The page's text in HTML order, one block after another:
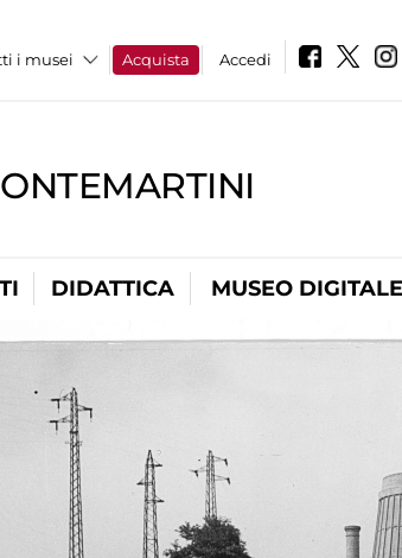
i musei Acquista Accedi
DIDATTICA MUSEO DIGITALE